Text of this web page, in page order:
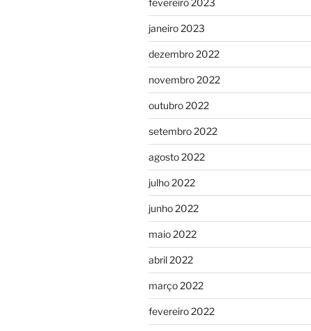
janeiro 2023
dezembro 2022
novembro 2022
outubro 2022
setembro 2022
agosto 2022
julho 2022
junho 2022
maio 2022
abril 2022
março 2022
fevereiro 2022